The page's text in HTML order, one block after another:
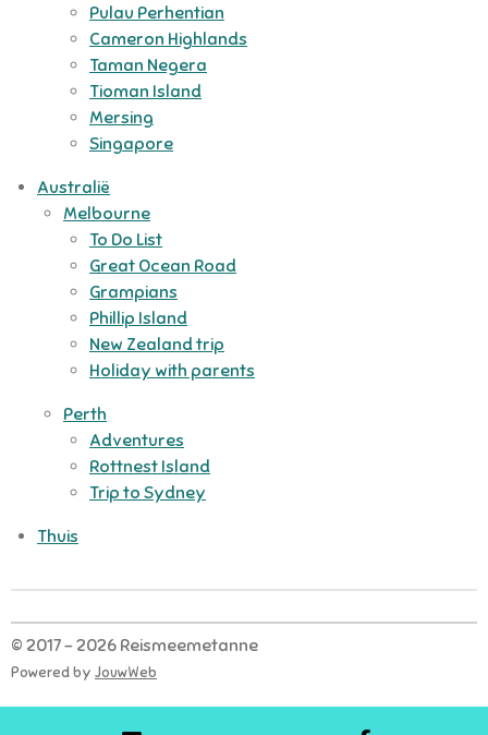
Pulau Perhentian
Cameron Highlands
Taman Negera
Tioman Island
Mersing
Singapore
Australië
Melbourne
To Do List
Great Ocean Road
Grampians
Phillip Island
New Zealand trip
Holiday with parents
Perth
Adventures
Rottnest Island
Trip to Sydney
Thuis
© 2017 - 2026 Reismeemetanne
Powered by JouwWeb